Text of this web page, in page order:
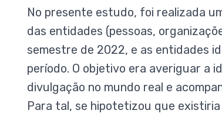
No presente estudo, foi realizada
das entidades (pessoas,
semestre de 2022, e as entidades
período. O objetivo era averiguar a
divulgação no mundo real e
Para tal, se hipotetizou que